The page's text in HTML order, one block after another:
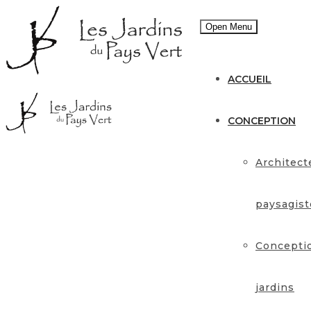
Open Menu
ACCUEIL
CONCEPTION
jardins